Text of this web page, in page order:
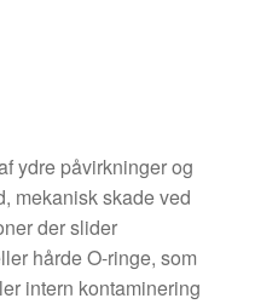
ydre påvirkninger og
mekanisk skade ved
der slider
hårde O-ringe, som
intern kontaminering